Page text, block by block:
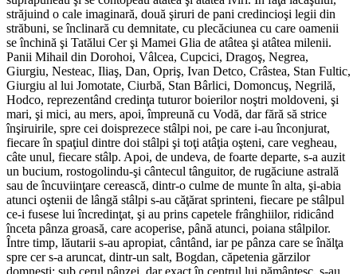
străjuind o cale imaginară, două şiruri de pani credincioşi legii din
străbuni, se înclinară cu demnitate, cu plecăciunea cu care oamenii
se închină şi Tatălui Cer şi Mamei Glia de atâtea şi atâtea milenii.
Panii Mihail din Dorohoi, Vâlcea, Cupcici, Dragoş, Negrea,
Giurgiu, Nesteac, Iliaş, Dan, Opriş, Ivan Detco, Crâstea, Stan Fultic,
Giurgiu al lui Jomotate, Ciurbă, Stan Bârlici, Domoncuş, Negrilă,
Hodco, reprezentând credinţa tuturor boierilor noştri moldoveni, şi
mari, şi mici, au mers, apoi, împreună cu Vodă, dar fără să strice
înşiruirile, spre cei doisprezece stâlpi noi, pe care i-au înconjurat,
fiecare în spaţiul dintre doi stâlpi şi toţi atâţia oşteni, care vegheau,
câte unul, fiecare stâlp. Apoi, de undeva, de foarte departe, s-a auzit
un bucium, rostogolindu-şi cântecul tânguitor, de rugăciune astrală
sau de încuviinţare cerească, dintr-o culme de munte în alta, şi-abia
atunci oştenii de lângă stâlpi s-au căţărat sprinteni, fiecare pe stâlpul
ce-i fusese lui încredinţat, şi au prins capetele frânghiilor, ridicând
înceta pânza groasă, care acoperise, până atunci, poiana stâlpilor.
Între timp, lăutarii s-au apropiat, cântând, iar pe pânza care se înălţa
spre cer s-a aruncat, dintr-un salt, Bogdan, căpetenia gărzilor